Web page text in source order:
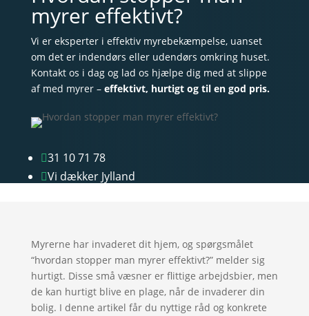
myrer effektivt?
Vi er eksperter i effektiv myrebekæmpelse, uanset
om det er indendørs eller udendørs omkring huset.
Kontakt os i dag og lad os hjælpe dig med at slippe
af med myrer – effektivt, hurtigt og til en god pris.
31 10 71 78
Vi dækker Jylland
Myrerne har invaderet dit hjem, og spørgsmålet
“hvordan stopper man myrer effektivt?” melder sig
hurtigt. Disse små væsner er flittige arbejdsbier, men
de kan hurtigt blive en plage, når de invaderer din
bolig. I denne artikel får du nyttige råd og konkrete